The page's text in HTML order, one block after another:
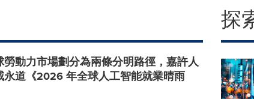
動力市場劃分為兩條分明路徑，嘉許人
永道《2026 年全球人工智能就業晴雨
探